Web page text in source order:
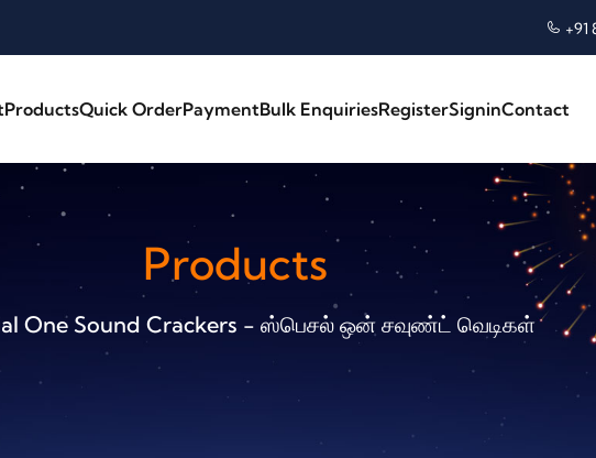
+91
ProductsQuick OrderPaymentBulk EnquiriesRegisterSigninContact
Products
One Sound Crackers - ஸ்பெசல் ஒன் சவுண்ட் வெடிகள்